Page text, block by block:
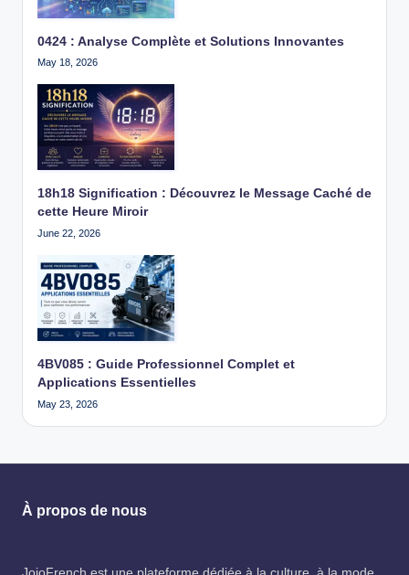
0424 : Analyse Complète et Solutions Innovantes
May 18, 2026
18h18 Signification : Découvrez le Message Caché de
cette Heure Miroir
June 22, 2026
4BV085 : Guide Professionnel Complet et
Applications Essentielles
May 23, 2026
À propos de nous